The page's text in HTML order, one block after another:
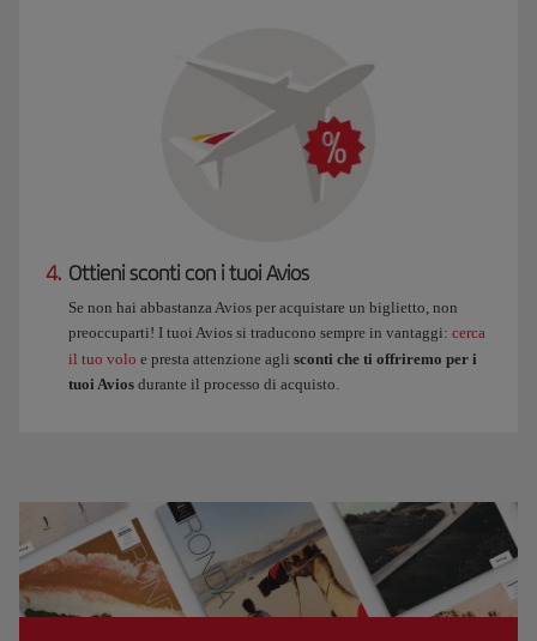
4. Ottieni sconti con i tuoi Avios
Se non hai abbastanza Avios per acquistare un biglietto, non
preoccuparti! I tuoi Avios si traducono sempre in vantaggi: cerca
il tuo volo e presta attenzione agli sconti che ti offriremo per i
tuoi Avios durante il processo di acquisto.